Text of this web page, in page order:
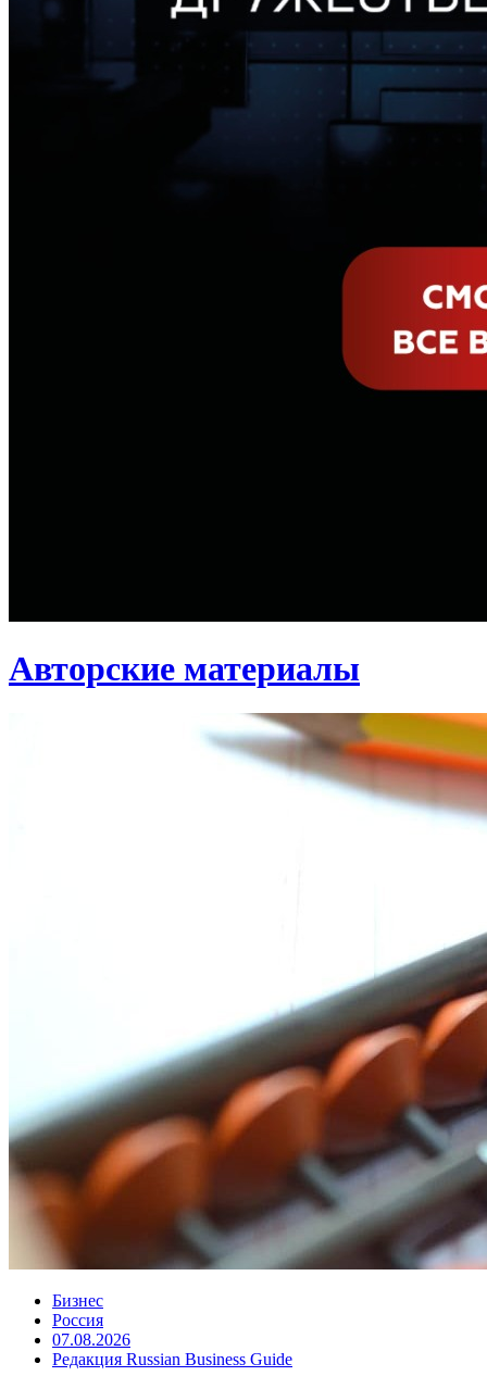
Авторские материалы
Бизнес
Россия
07.08.2026
Редакция Russian Business Guide